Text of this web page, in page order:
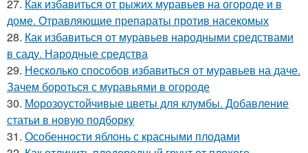
27. Как избавиться от рыжих муравьев на огороде и в
доме. Отравляющие препараты против насекомых
28. Как избавиться от муравьев народными средствами
в саду. Народные средства
29. Несколько способов избавиться от муравьев на даче.
Зачем бороться с муравьями в огороде
30. Морозоустойчивые цветы для клумбы. Добавление
статьи в новую подборку
31. Особенности яблонь с красными плодами